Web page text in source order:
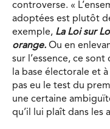
controverse. «
adoptées est plutôt
exemple, La Loi sur
orange. Ou en
sur l’essence, ce
la base électorale et
pas eu le test du
une certaine
qu’il lui plaît dans les